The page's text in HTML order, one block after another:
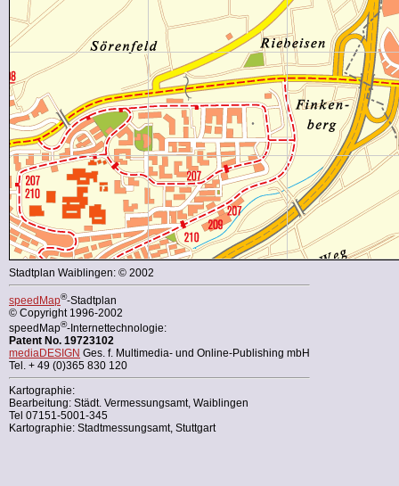
Stadtplan Waiblingen: © 2002
speedMap®-Stadtplan
© Copyright 1996-2002
speedMap®-Internettechnologie:
Patent No. 19723102
mediaDESIGN Ges. f. Multimedia- und Online-Publishing mbH
Tel. + 49 (0)365 830 120
Kartographie:
Bearbeitung: Städt. Vermessungsamt, Waiblingen
Tel 07151-5001-345
Kartographie: Stadtmessungsamt, Stuttgart